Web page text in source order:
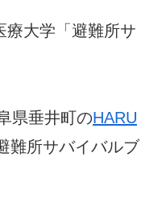
療大学「避難所サ
県垂井町のHARU
難所サバイバルブ